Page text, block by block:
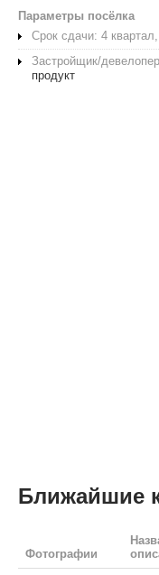
Параметры посёлка
Срок сдачи: 4
Застройщик/
продукт
Ближайшие
Фотографии